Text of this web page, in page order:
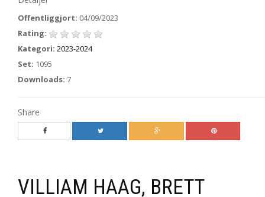
Offentliggjort: 04/09/2023
Rating:
Kategori: 2023-2024
Set: 1095
Downloads: 7
Share
VILLIAM HAAG, BRETT